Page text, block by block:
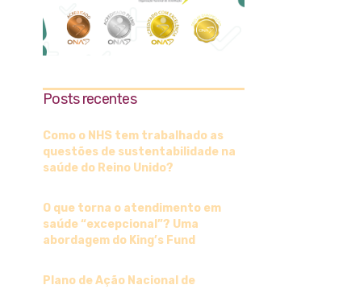
Posts recentes
Como o NHS tem trabalhado as
questões de sustentabilidade na
saúde do Reino Unido?
O que torna o atendimento em
saúde “excepcional”? Uma
abordagem do King’s Fund
Plano de Ação Nacional de